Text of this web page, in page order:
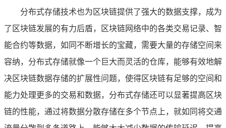
分布式存储技术也为区块链提供了强大的数据支撑，成为
了区块链发展的有力后盾，区块链网络中的各类交易记录、智
能合约等数据，如同不断增长的宝藏，需要大量的存储空间来
容纳，分布式存储就像一个巨大而灵活的仓库，能够有效地解
决区块链数据存储的扩展性问题，使得区块链有足够的空间和
能力处理更多的交易和数据，分布式存储还可以显著提高区块
链的性能，通过将数据分散存储在多个节点上，就如同将交通